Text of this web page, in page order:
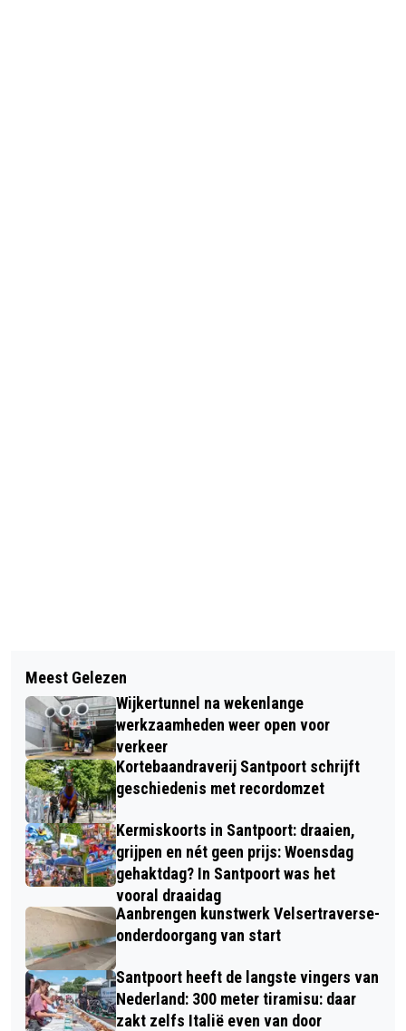
POPULAIRE SPEELWEIDE HOEVE DUIN
EN KRUIDBERG MOET DICHT
MINISTER STELT GEZANT AAN VOOR
TATA: “VERSTANDIGE KEUZE”
Meest Gelezen
Wijkertunnel na wekenlange
werkzaamheden weer open voor
verkeer
Kortebaandraverij Santpoort schrijft
geschiedenis met recordomzet
Kermiskoorts in Santpoort: draaien,
grijpen en nét geen prijs: Woensdag
gehaktdag? In Santpoort was het
vooral draaidag
Aanbrengen kunstwerk Velsertraverse-
onderdoorgang van start
Santpoort heeft de langste vingers van
Nederland: 300 meter tiramisu: daar
zakt zelfs Italië even van door